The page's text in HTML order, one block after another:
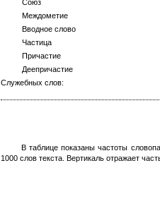
Союз
Междометие
Вводное слово
Частица
Причастие
Деепричастие
Служебных слов:
В таблице показаны частоты
1000 слов текста. Вертикаль отражает